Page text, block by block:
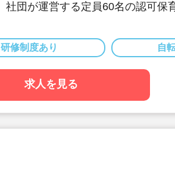
社団が運営する定員60名の認可保
◇賞与実績4.0ヶ月☆
り）☆
◇年間休日120日以上、プライベー
取りやすい♪
◇緑に囲まれた環境です♪
研修制度あり 自
求人を見る